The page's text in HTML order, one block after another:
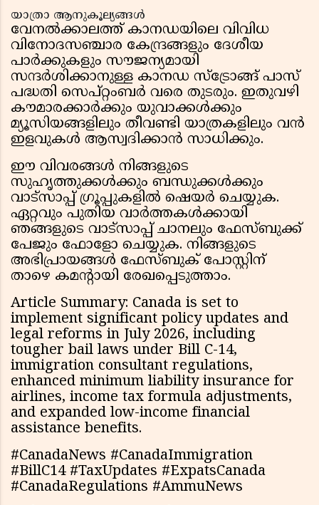
യാത്രാ ആനുകൂല്യങ്ങൾ
വേനൽക്കാലത്ത് കാനഡയിലെ വിവിധ
വിനോദസഞ്ചാര കേന്ദ്രങ്ങളും ദേശീയ
പാർക്കുകളും സൗജന്യമായി
സന്ദർശിക്കാനുള്ള കാനഡ സ്ട്രോങ്ങ് പാസ്
പദ്ധതി സെപ്റ്റംബർ വരെ തുടരും. ഇതുവഴി
കൗമാരക്കാർക്കും യുവാക്കൾക്കും
മ്യൂസിയങ്ങളിലും തീവണ്ടി യാത്രകളിലും വൻ
ഇളവുകൾ ആസ്വദിക്കാൻ സാധിക്കും.
ഈ വിവരങ്ങൾ നിങ്ങളുടെ
സുഹൃത്തുക്കൾക്കും ബന്ധുക്കൾക്കും
വാട്സാപ്പ് ഗ്രൂപ്പുകളിൽ ഷെയർ ചെയ്യുക.
ഏറ്റവും പുതിയ വാർത്തകൾക്കായി
ഞങ്ങളുടെ വാട്സാപ്പ് ചാനലും ഫേസ്ബുക്ക്
പേജും ഫോളോ ചെയ്യുക. നിങ്ങളുടെ
അഭിപ്രായങ്ങൾ ഫേസ്ബുക് പോസ്റ്റിന്
താഴെ കമന്റായി രേഖപ്പെടുത്താം.
Article Summary: Canada is set to
implement significant policy updates and
legal reforms in July 2026, including
tougher bail laws under Bill C-14,
immigration consultant regulations,
enhanced minimum liability insurance for
airlines, income tax formula adjustments,
and expanded low-income financial
assistance benefits.
#CanadaNews #CanadaImmigration
#BillC14 #TaxUpdates #ExpatsCanada
#CanadaRegulations #AmmuNews